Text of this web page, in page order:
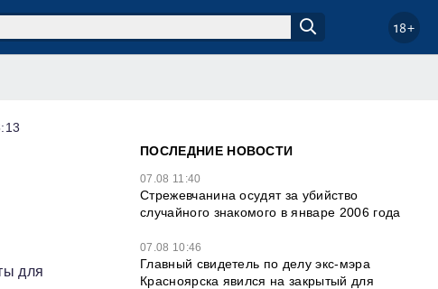
18+
для
ПОСЛЕДНИЕ НОВОСТИ
07.08 11:40
Стрежевчанина осудят за убийство
случайного знакомого в январе 2006 года
07.08 10:46
Главный свидетель по делу экс-мэра
Красноярска явился на закрытый для